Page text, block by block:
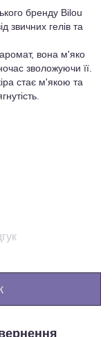
бренду Bilou
звичних гелів та
вона м'яко
зволожуючи її.
стає м'якою та